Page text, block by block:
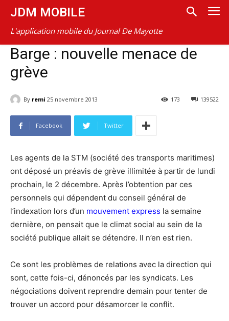
JDM MOBILE
L'application mobile du Journal De Mayotte
Barge : nouvelle menace de
grève
By remi 25 novembre 2013 139522
173
Facebook Twitter
Les agents de la STM (société des transports maritimes)
ont déposé un préavis de grève illimitée à partir de lundi
prochain, le 2 décembre. Après l’obtention par ces
personnels qui dépendent du conseil général de
l’indexation lors d’un mouvement express la semaine
dernière, on pensait que le climat social au sein de la
société publique allait se détendre. Il n’en est rien.
Ce sont les problèmes de relations avec la direction qui
sont, cette fois-ci, dénoncés par les syndicats. Les
négociations doivent reprendre demain pour tenter de
trouver un accord pour désamorcer le conflit.